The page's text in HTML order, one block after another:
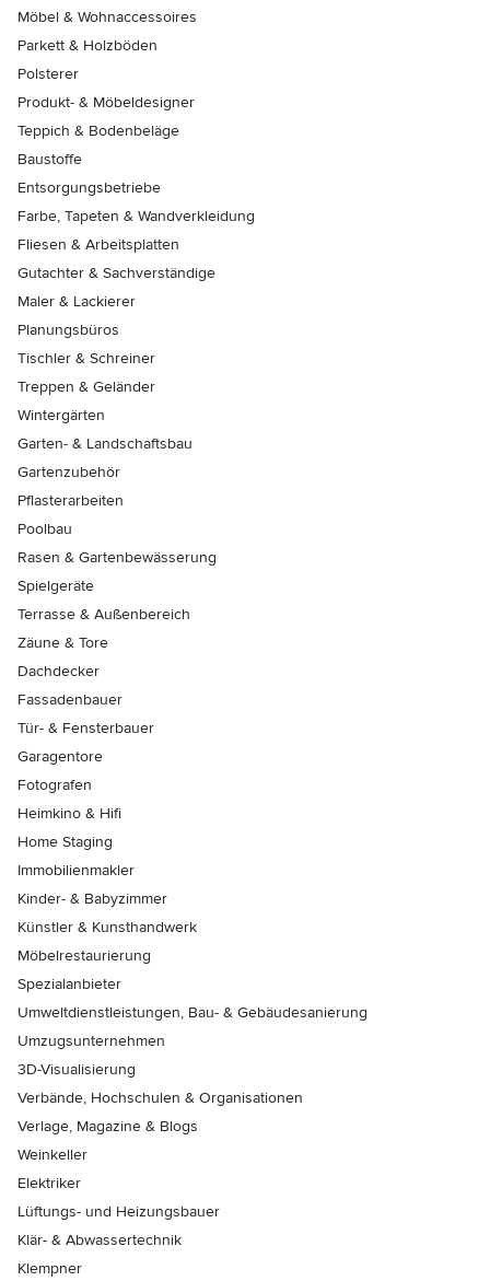
Möbel & Wohnaccessoires
Parkett & Holzböden
Polsterer
Produkt- & Möbeldesigner
Teppich & Bodenbeläge
Baustoffe
Entsorgungsbetriebe
Farbe, Tapeten & Wandverkleidung
Fliesen & Arbeitsplatten
Gutachter & Sachverständige
Maler & Lackierer
Planungsbüros
Tischler & Schreiner
Treppen & Geländer
Wintergärten
Garten- & Landschaftsbau
Gartenzubehör
Pflasterarbeiten
Poolbau
Rasen & Gartenbewässerung
Spielgeräte
Terrasse & Außenbereich
Zäune & Tore
Dachdecker
Fassadenbauer
Tür- & Fensterbauer
Garagentore
Fotografen
Heimkino & Hifi
Home Staging
Immobilienmakler
Kinder- & Babyzimmer
Künstler & Kunsthandwerk
Möbelrestaurierung
Spezialanbieter
Umweltdienstleistungen, Bau- & Gebäudesanierung
Umzugsunternehmen
3D-Visualisierung
Verbände, Hochschulen & Organisationen
Verlage, Magazine & Blogs
Weinkeller
Elektriker
Lüftungs- und Heizungsbauer
Klär- & Abwassertechnik
Klempner